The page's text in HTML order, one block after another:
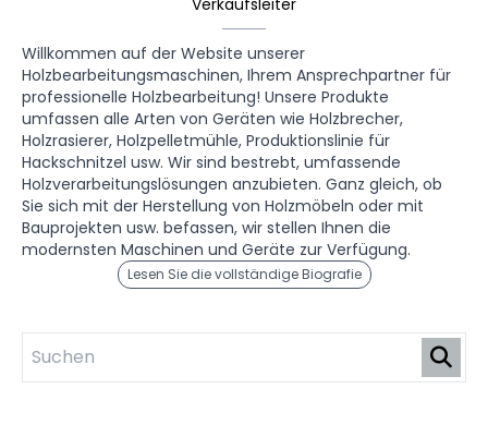
Verkaufsleiter
Willkommen auf der Website unserer
Holzbearbeitungsmaschinen, Ihrem Ansprechpartner für
professionelle Holzbearbeitung! Unsere Produkte
umfassen alle Arten von Geräten wie Holzbrecher,
Holzrasierer, Holzpelletmühle, Produktionslinie für
Hackschnitzel usw. Wir sind bestrebt, umfassende
Holzverarbeitungslösungen anzubieten. Ganz gleich, ob
Sie sich mit der Herstellung von Holzmöbeln oder mit
Bauprojekten usw. befassen, wir stellen Ihnen die
modernsten Maschinen und Geräte zur Verfügung.
Lesen Sie die vollständige Biografie